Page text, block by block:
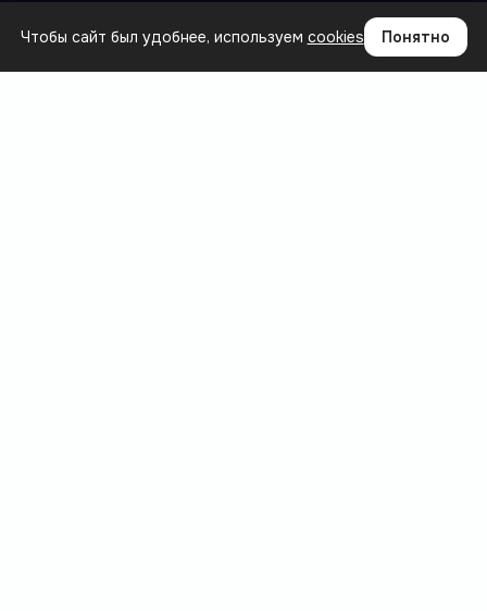
Где теряются деньги
Чтобы сайт был удобнее, используем cookies Понятно